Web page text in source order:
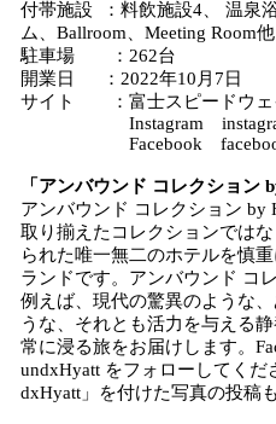
付帯施設 ：料飲施設4、 温泉
ム、Ballroom、Meeting Room他
駐車場 ：262台
開業日 ：2022年10月7日
サイト ：富士スピードウェ
Instagram
Facebook
「アンバウンド コレクション
アンバウンド コレクション by
取り揃えたコレクションでは
られた唯一無二のホテルを慎
ランドです。アンバウンド コ
例えば、現代の驚異のような
うな、それとも活力を与える
常に浸る旅をお届けします。
undxHyatt をフォローしてくだ
dxHyatt」を付けた写真の投稿